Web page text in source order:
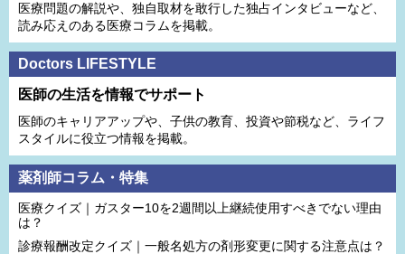
医療問題の解説や、独⾃取材を敢⾏した独占インタビューなど、
読み応えのある医療コラムを掲載。
Doctors LIFESTYLE
医師の生活を情報でサポート
医師のキャリアアップや、子供の教育、投資や節税など、ライフ
スタイルに役立つ情報を掲載。
薬剤師コラム・特集
医療クイズ｜ガスター10を2週間以上継続使用すべきでない理由
は？
診療報酬改定クイズ｜一般名処方の剤形変更に関する注意点は？